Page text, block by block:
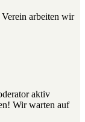
arbeiten wir
aktiv
Wir warten auf